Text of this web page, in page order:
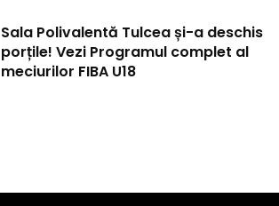
Sala Polivalentă Tulcea și-a deschis
porțile! Vezi Programul complet al
meciurilor FIBA U18